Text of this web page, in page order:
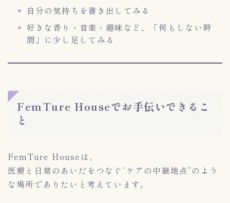
自分の気持ちを書き出してみる
好きな香り・音楽・趣味など、「何もしない時
間」に少し足してみる
FemTure Houseでお手伝いできるこ
と
FemTure Houseは、
医療と日常のあいだをつなぐ“ケアの中継地点”のよう
な場所でありたいと考えています。